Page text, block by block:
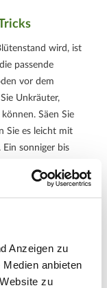
Anzeigen zu
anbieten
zu
wird, ist
passende
vor dem
Unkräuter,
Säen Sie
Sie es leicht mit
Ein sonniger bis
sollten Sie die
zu
sich die Pflanzen